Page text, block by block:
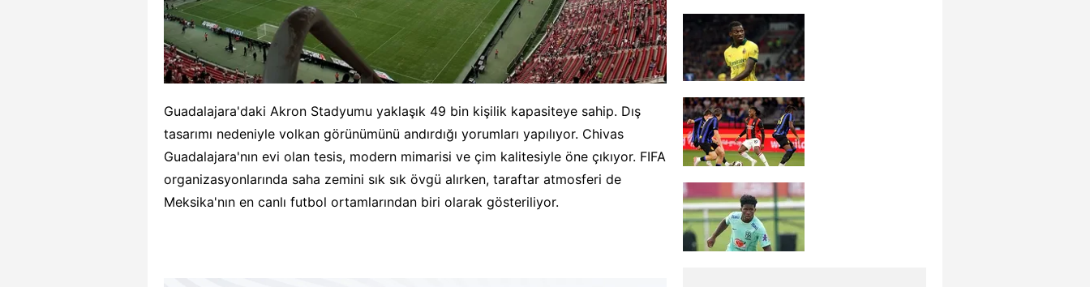
Guadalajara'daki Akron Stadyumu yaklaşık 49 bin kişilik kapasiteye sahip. Dış
tasarımı nedeniyle volkan görünümünü andırdığı yorumları yapılıyor. Chivas
Guadalajara'nın evi olan tesis, modern mimarisi ve çim kalitesiyle öne çıkıyor. FIFA
organizasyonlarında saha zemini sık sık övgü alırken, taraftar atmosferi de
Meksika'nın en canlı futbol ortamlarından biri olarak gösteriliyor.